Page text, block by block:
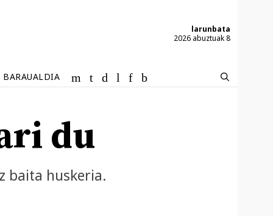
larunbata
2026 abuztuak 8
BARAUALDIA
du
baita huskeria.